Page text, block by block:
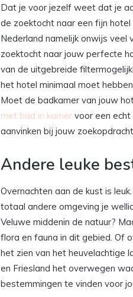
Dat je voor jezelf weet dat je
de zoektocht naar een fijn
Nederland namelijk onwijs veel
zoektocht naar jouw perfecte
van de uitgebreide
het hotel minimaal moet
Moet de badkamer van jouw
met bad in kamer voor een
aanvinken bij jouw
Andere leuke
Overnachten aan de kust is
totaal andere omgeving je
Veluwe middenin de natuur?
flora en fauna in dit gebied. Of
het zien van het heuvelachtige
en Friesland het overwegen
bestemmingen te vinden voor